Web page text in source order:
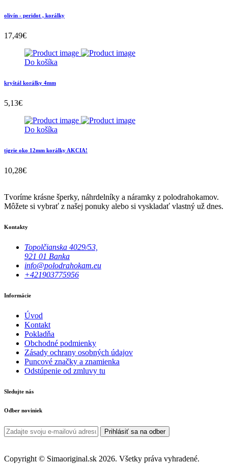
olivín - peridot , korálky
17,49€
Do košíka
kryštál korálky 4mm
5,13€
Do košíka
tigrie oko 12mm korálky AKCIA!
10,28€
Tvoríme krásne šperky, náhrdelníky a náramky z polodrahokamov.
Môžete si vybrať z našej ponuky alebo si vyskladať vlastný už dnes.
Kontakty
Topolčianska 4029/53,
921 01 Banka
info@polodrahokam.eu
+421903775956
Informácie
Úvod
Kontakt
Pokladňa
Obchodné podmienky
Zásady ochrany osobných údajov
Puncové značky a znamienka
Odstúpenie od zmluvy tu
Sledujte nás
Odber noviniek
Prihlásiť sa na odber
Copyright © Simaoriginal.sk 2026. Všetky práva vyhradené.